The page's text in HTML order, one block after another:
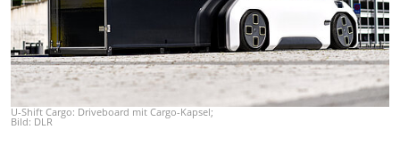
U-Shift Cargo: Driveboard mit Cargo-Kapsel;
Bild: DLR